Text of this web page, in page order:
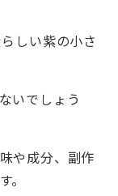
しい紫の小さ
いでしょう
や成分、副作